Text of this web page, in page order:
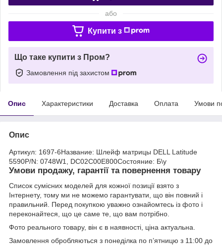
або
Купити з
Що таке купити з Пром?
Замовлення під захистом
Опис Характеристики Доставка Оплата Умови
Опис
Артикул: 1697-6Название: Шлейф матрицы DELL Latitude
5590P/N: 0748W1, DC02C00E800Состояние: Б\у
Умови продажу, гарантії та повернення товару
Список сумісних моделей для кожної позиції взято з
Інтернету, тому ми не можемо гарантувати, що він повний і
правильний. Перед покупкою уважно ознайомтесь із фото і
переконайтеся, що це саме те, що вам потрібно.
Фото реального товару, він є в наявності, ціна актуальна.
Замовлення обробляються з понеділка по п’ятницю з 11:00 до